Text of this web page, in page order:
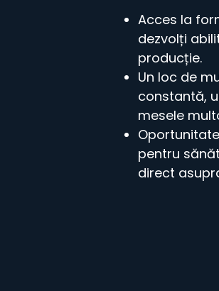
Acces la
dezvolți
producție.
Un loc de
constantă,
mesele
pentru
direct